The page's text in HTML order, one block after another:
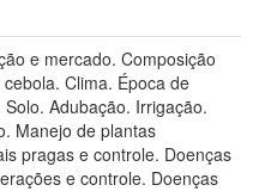
e mercado. Composição
Clima. Época de
Adubação. Irrigação.
Manejo de plantas
pragas e controle. Doenças
e controle. Doenças